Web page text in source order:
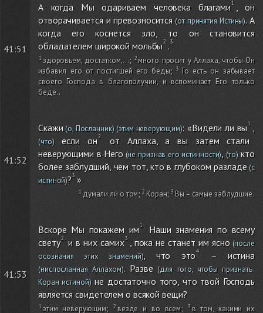
41:51
А когда Мы одариваем человека благами
, он
отворачивается и превозносится (от принятия Истины). А
когда его коснется зло, то он становится
обладателем широкой мольбы .
здоровьем, достатком,...;
много просит у Аллаха, чтобы Он
избавил его от постигшей его беды;
То есть он забывает
своего Господа в благополучии, и вспоминает Его только
беде..
41:52
Скажи(о, Посланник)(этим неверующим): «Видели ли вы
(что)если он
от Аллаха, а вы затем стали
неверующими в Него(не признав его истинности) (то)кто
более заблудший, чем тот, кто в глубоком разладе(с
истиной)? »
думали ли о том; Коран; Вы – самые заблудшие.
41:53
Вскоре Мы покажем им
Наши знамения по всему
свету
и в них самих , пока не станет им ясно(после
осознания этих знамений), что это – истина
(ниспосланная Аллахом). Разве(для того, чтобы признать
Коран истиной)не достаточно того, что твой Господь
является свидетелем о всякой вещи?
этим неверующим; везде и во всем; в том, какими их